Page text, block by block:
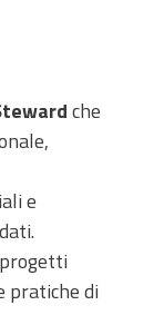
che
e
pratiche di